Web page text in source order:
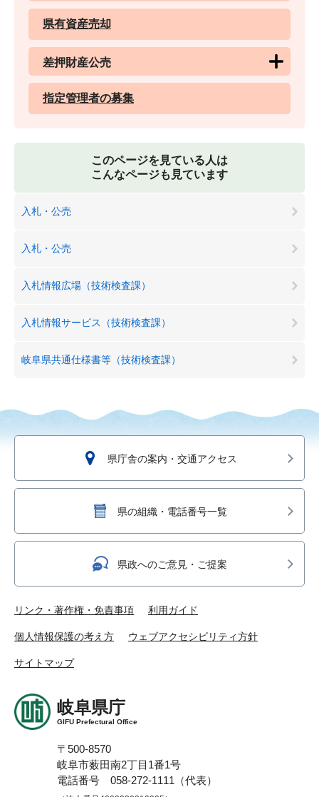
県有資産売却
差押財産公売
指定管理者の募集
このページを見ている人は
こんなページも見ています
入札・公売
入札・公売
入札情報広場（技術検査課）
入札情報サービス（技術検査課）
岐阜県共通仕様書等（技術検査課）
県庁舎の案内・交通アクセス
県の組織・電話番号一覧
県政へのご意見・ご提案
リンク・著作権・免責事項 利用ガイド
個人情報保護の考え方 ウェブアクセシビリティ方針
サイトマップ
岐阜県庁
GIFU Prefectural Office
〒500-8570
岐阜市薮田南2丁目1番1号
電話番号 058-272-1111（代表）